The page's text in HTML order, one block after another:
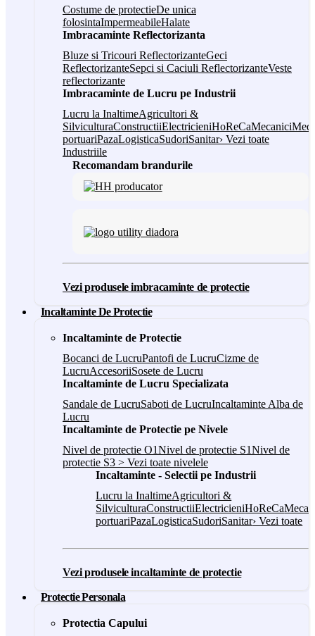
Costume de protectieDe unica
folosintaImpermeabileHalate
Imbracaminte Reflectorizanta
Bluze si Tricouri ReflectorizanteGeci
ReflectorizanteSepci si Caciuli ReflectorizanteVeste
reflectorizante
Imbracaminte de Lucru pe Industrii
Lucru la InaltimeAgricultori &
SilviculturaConstructiiElectricieniHoReCaMecanici
portuariPazaLogisticaSudoriSanitar› Vezi toate
Industriile
Recomandam brandurile
Vezi produsele imbracaminte de protectie
Incaltaminte De Protectie
Incaltaminte de Protectie
Bocanci de LucruPantofi de LucruCizme de
LucruAccesoriiSosete de Lucru
Incaltaminte de Lucru Specializata
Sandale de LucruSaboti de LucruIncaltaminte Alba de
Lucru
Incaltaminte de Protectie pe Nivele
Nivel de protectie O1Nivel de protectie S1Nivel de
protectie S3 > Vezi toate nivelele
Incaltaminte - Selectii pe Industrii
Lucru la InaltimeAgricultori &
SilviculturaConstructiiElectricieniHoReCa
portuariPazaLogisticaSudoriSanitar› Vezi toate
Vezi produsele incaltaminte de protectie
Protectie Personala
Protectia Capului